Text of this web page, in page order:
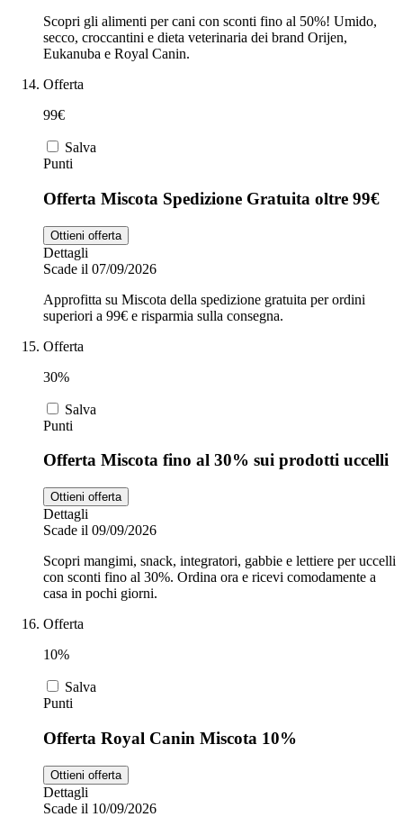
Scopri gli alimenti per cani con sconti fino al 50%! Umido,
secco, croccantini e dieta veterinaria dei brand Orijen,
Eukanuba e Royal Canin.
Offerta
99€
Salva
Punti
Offerta Miscota Spedizione Gratuita oltre 99€
Ottieni offerta
Dettagli
Scade il 07/09/2026
Approfitta su Miscota della spedizione gratuita per ordini
superiori a 99€ e risparmia sulla consegna.
Offerta
30%
Salva
Punti
Offerta Miscota fino al 30% sui prodotti uccelli
Ottieni offerta
Dettagli
Scade il 09/09/2026
Scopri mangimi, snack, integratori, gabbie e lettiere per uccelli
con sconti fino al 30%. Ordina ora e ricevi comodamente a
casa in pochi giorni.
Offerta
10%
Salva
Punti
Offerta Royal Canin Miscota 10%
Ottieni offerta
Dettagli
Scade il 10/09/2026